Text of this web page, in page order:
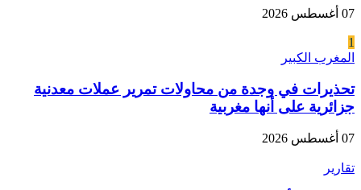
07 أغسطس 2026
1
المغرب الكبير
تحذيرات في وجدة من محاولات تمرير عملات معدنية
جزائرية على أنها مغربية
07 أغسطس 2026
تقارير